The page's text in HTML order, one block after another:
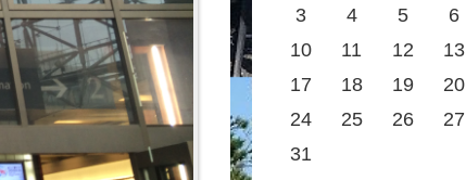
3
4 5 6
10
11 12 13
17
18 19 20
24
25 26 27
31